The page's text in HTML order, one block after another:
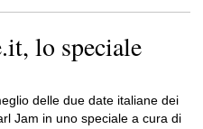
lo speciale
delle due date italiane dei
Jam in uno speciale a cura di